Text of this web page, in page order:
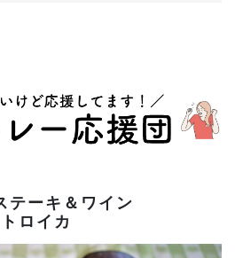
テーキ＆ワイン
トロイカ